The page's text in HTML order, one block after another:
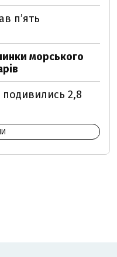
п’ять
морського
подивились 2,8